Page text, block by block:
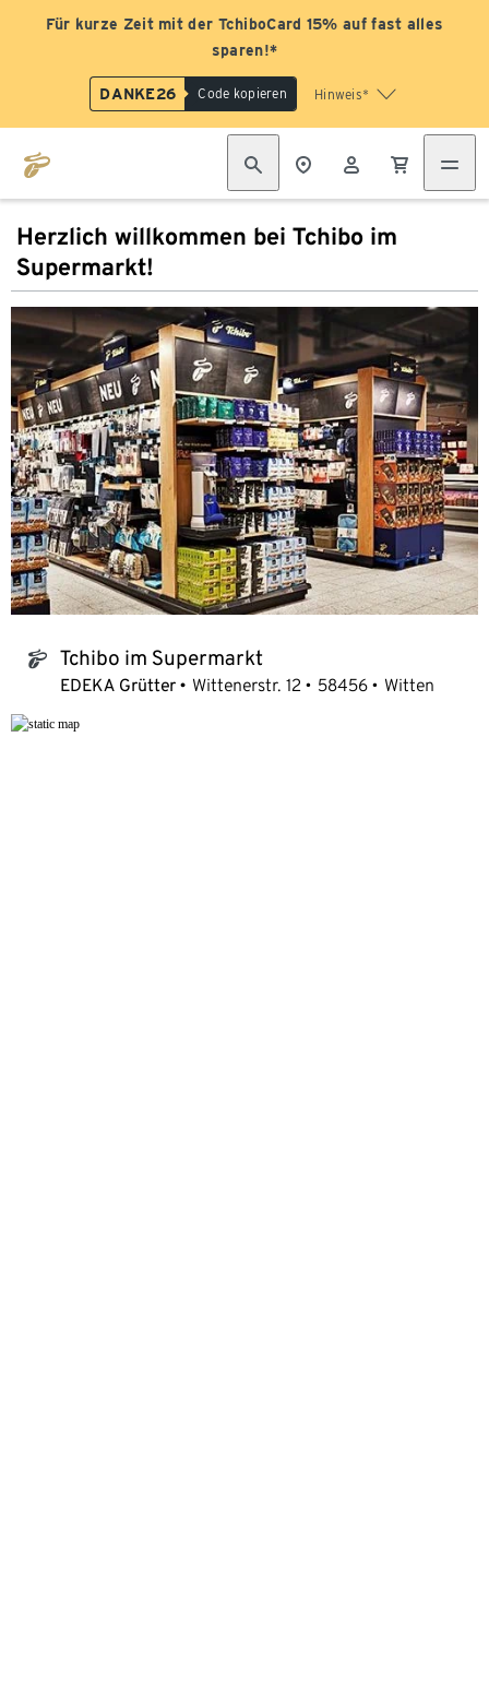
Für kurze Zeit mit der TchiboCard 15% auf fast alles
sparen!*
DANKE26 Code kopieren Hinweis*
Herzlich willkommen bei Tchibo im
Supermarkt!
tchibo_logo Tchibo im Supermarkt
EDEKA Grütter Wittenerstr. 12 58456 Witten